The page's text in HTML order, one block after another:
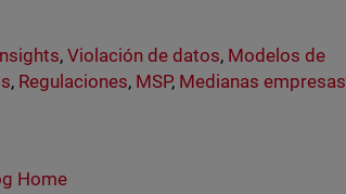
, Violación de datos, Modelos de
, Regulaciones, MSP, Medianas empresas
Home